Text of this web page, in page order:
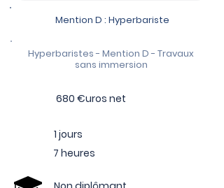
Mention D : Hyperbariste
Hyperbaristes - Mention D - Travaux
sans immersion
680 €uros net
1 jours
7 heures